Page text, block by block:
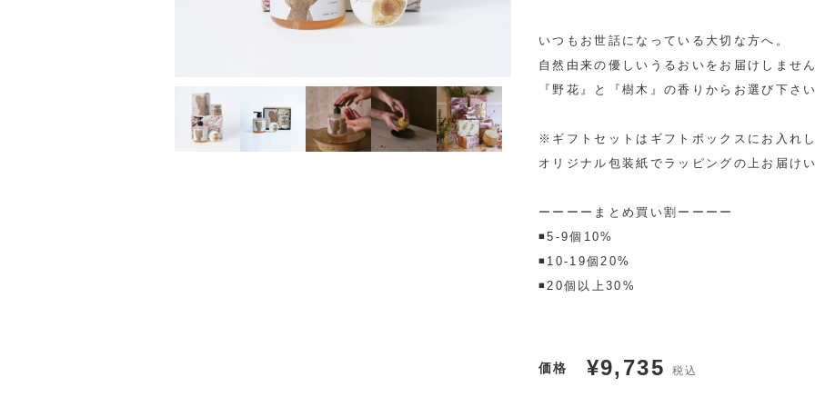
いつもお世話になっている大切な方へ。
自然由来の優しいうるおいをお届けしません
『野花』と『樹木』の香りからお選び下さい
※ギフトセットはギフトボックスにお入れし
オリジナル包装紙でラッピングの上お届け
ーーーーまとめ買い割ーーーー
◾️5-9個10%
◾️10-19個20%
◾️20個以上30%
価格 ¥9,735 税込